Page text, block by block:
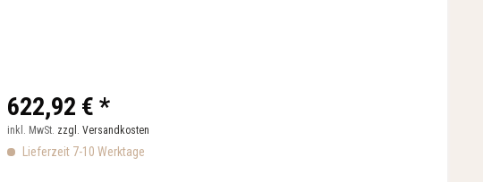
622,92 € *
inkl. MwSt. zzgl. Versandkosten
Lieferzeit 7-10 Werktage